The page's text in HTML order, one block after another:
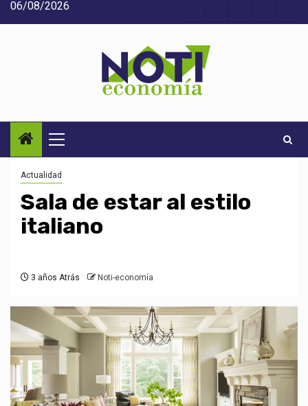
Saltar
al
06/08/2026
Noti-
economía
Menú
principal
Actualidad
Sala de estar al estilo
italiano
3 años Atrás Noti-economía